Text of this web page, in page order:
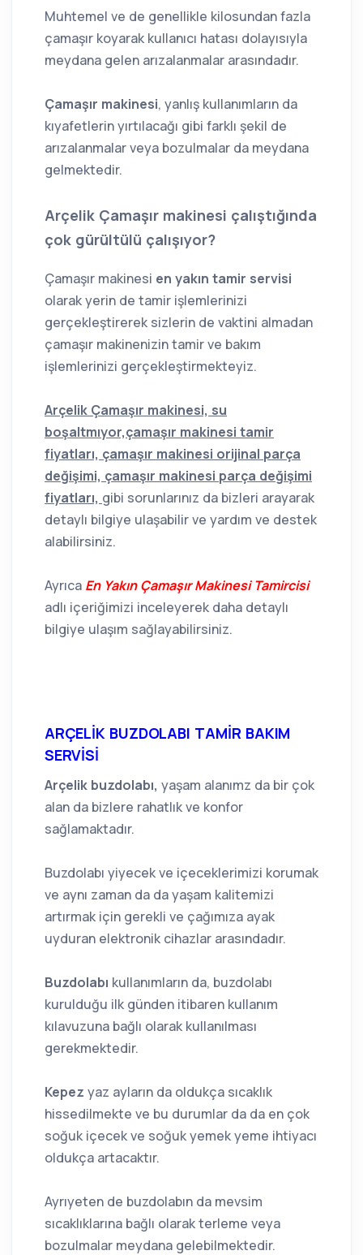
Muhtemel ve de genellikle kilosundan fazla
çamaşır koyarak kullanıcı hatası dolayısıyla
meydana gelen arızalanmalar arasındadır.
Çamaşır makinesi, yanlış kullanımların da
kıyafetlerin yırtılacağı gibi farklı şekil de
arızalanmalar veya bozulmalar da meydana
gelmektedir.
Arçelik Çamaşır makinesi çalıştığında
çok gürültülü çalışıyor?
Çamaşır makinesi en yakın tamir servisi
olarak yerin de tamir işlemlerinizi
gerçekleştirerek sizlerin de vaktini almadan
çamaşır makinenizin tamir ve bakım
işlemlerinizi gerçekleştirmekteyiz.
Arçelik Çamaşır makinesi, su
boşaltmıyor,çamaşır makinesi tamir
fiyatları, çamaşır makinesi orijinal parça
değişimi, çamaşır makinesi parça değişimi
fiyatları, gibi sorunlarınız da bizleri arayarak
detaylı bilgiye ulaşabilir ve yardım ve destek
alabilirsiniz.
Ayrıca En Yakın Çamaşır Makinesi Tamircisi
adlı içeriğimizi inceleyerek daha detaylı
bilgiye ulaşım sağlayabilirsiniz.
ARÇELİK BUZDOLABI TAMİR BAKIM
SERVİSİ
Arçelik buzdolabı, yaşam alanımz da bir çok
alan da bizlere rahatlık ve konfor
sağlamaktadır.
Buzdolabı yiyecek ve içeceklerimizi korumak
ve aynı zaman da da yaşam kalitemizi
artırmak için gerekli ve çağımıza ayak
uyduran elektronik cihazlar arasındadır.
Buzdolabı kullanımların da, buzdolabı
kurulduğu ilk günden itibaren kullanım
kılavuzuna bağlı olarak kullanılması
gerekmektedir.
Kepez yaz ayların da oldukça sıcaklık
hissedilmekte ve bu durumlar da da en çok
soğuk içecek ve soğuk yemek yeme ihtiyacı
oldukça artacaktır.
Ayrıyeten de buzdolabın da mevsim
sıcaklıklarına bağlı olarak terleme veya
bozulmalar meydana gelebilmektedir.